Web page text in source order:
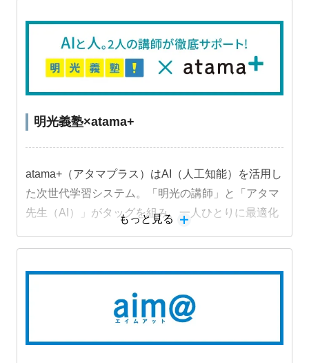
明光義塾×atama+
atama+（アタマプラス）はAI（人工知能）を活用し
た次世代学習システム。「明光の講師」と「アタマ
先生（AI）」がタッグを組み、一人ひとりに最適化
ます。
もっと見る